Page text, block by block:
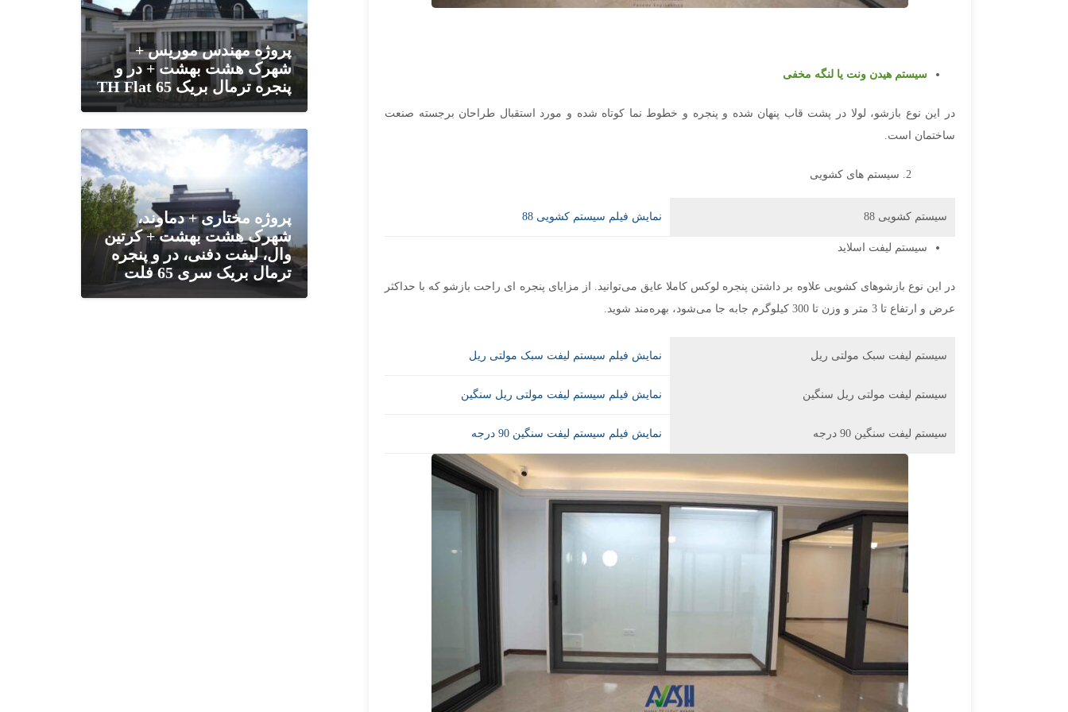
سیستم هیدن ونت یا لنگه مخفی
در این نوع بازشو، لولا در پشت قاب پنهان شده و پنجره و خطوط نما کوتاه شده و مورد استقبال طراحان برجسته صنعت
ساختمان است.
سیستم های کشویی
سیستم کشویی 88 نمایش فیلم سیستم کشویی 88
سیستم لیفت اسلاید
در این نوع بازشوهای کشویی علاوه بر داشتن پنجره لوکس کاملا عایق می‌توانید. از مزایای پنجره ای راحت بازشو که با حداکثر
عرض و ارتفاع تا 3 متر و وزن تا 300 کیلوگرم جابه جا می‌شود، بهره‌مند شوید.
سیستم لیفت سبک مولتی ریل نمایش فیلم سیستم لیفت سبک مولتی ریل
سیستم لیفت مولتی ریل سنگین نمایش فیلم سیستم لیفت مولتی ریل سنگین
سیستم لیفت سنگین 90 درجه نمایش فیلم سیستم لیفت سنگین 90 درجه
پروژه مهندس موریس +
شهرک هشت بهشت + در و
پنجره ترمال بریک TH Flat 65
پروژه مختاری + دماوند،
شهرک هشت بهشت + کرتین
وال، لیفت دفنی، در و پنجره
ترمال بریک سری 65 فلت